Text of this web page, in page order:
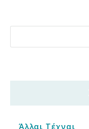
Άλλαι Τέχναι